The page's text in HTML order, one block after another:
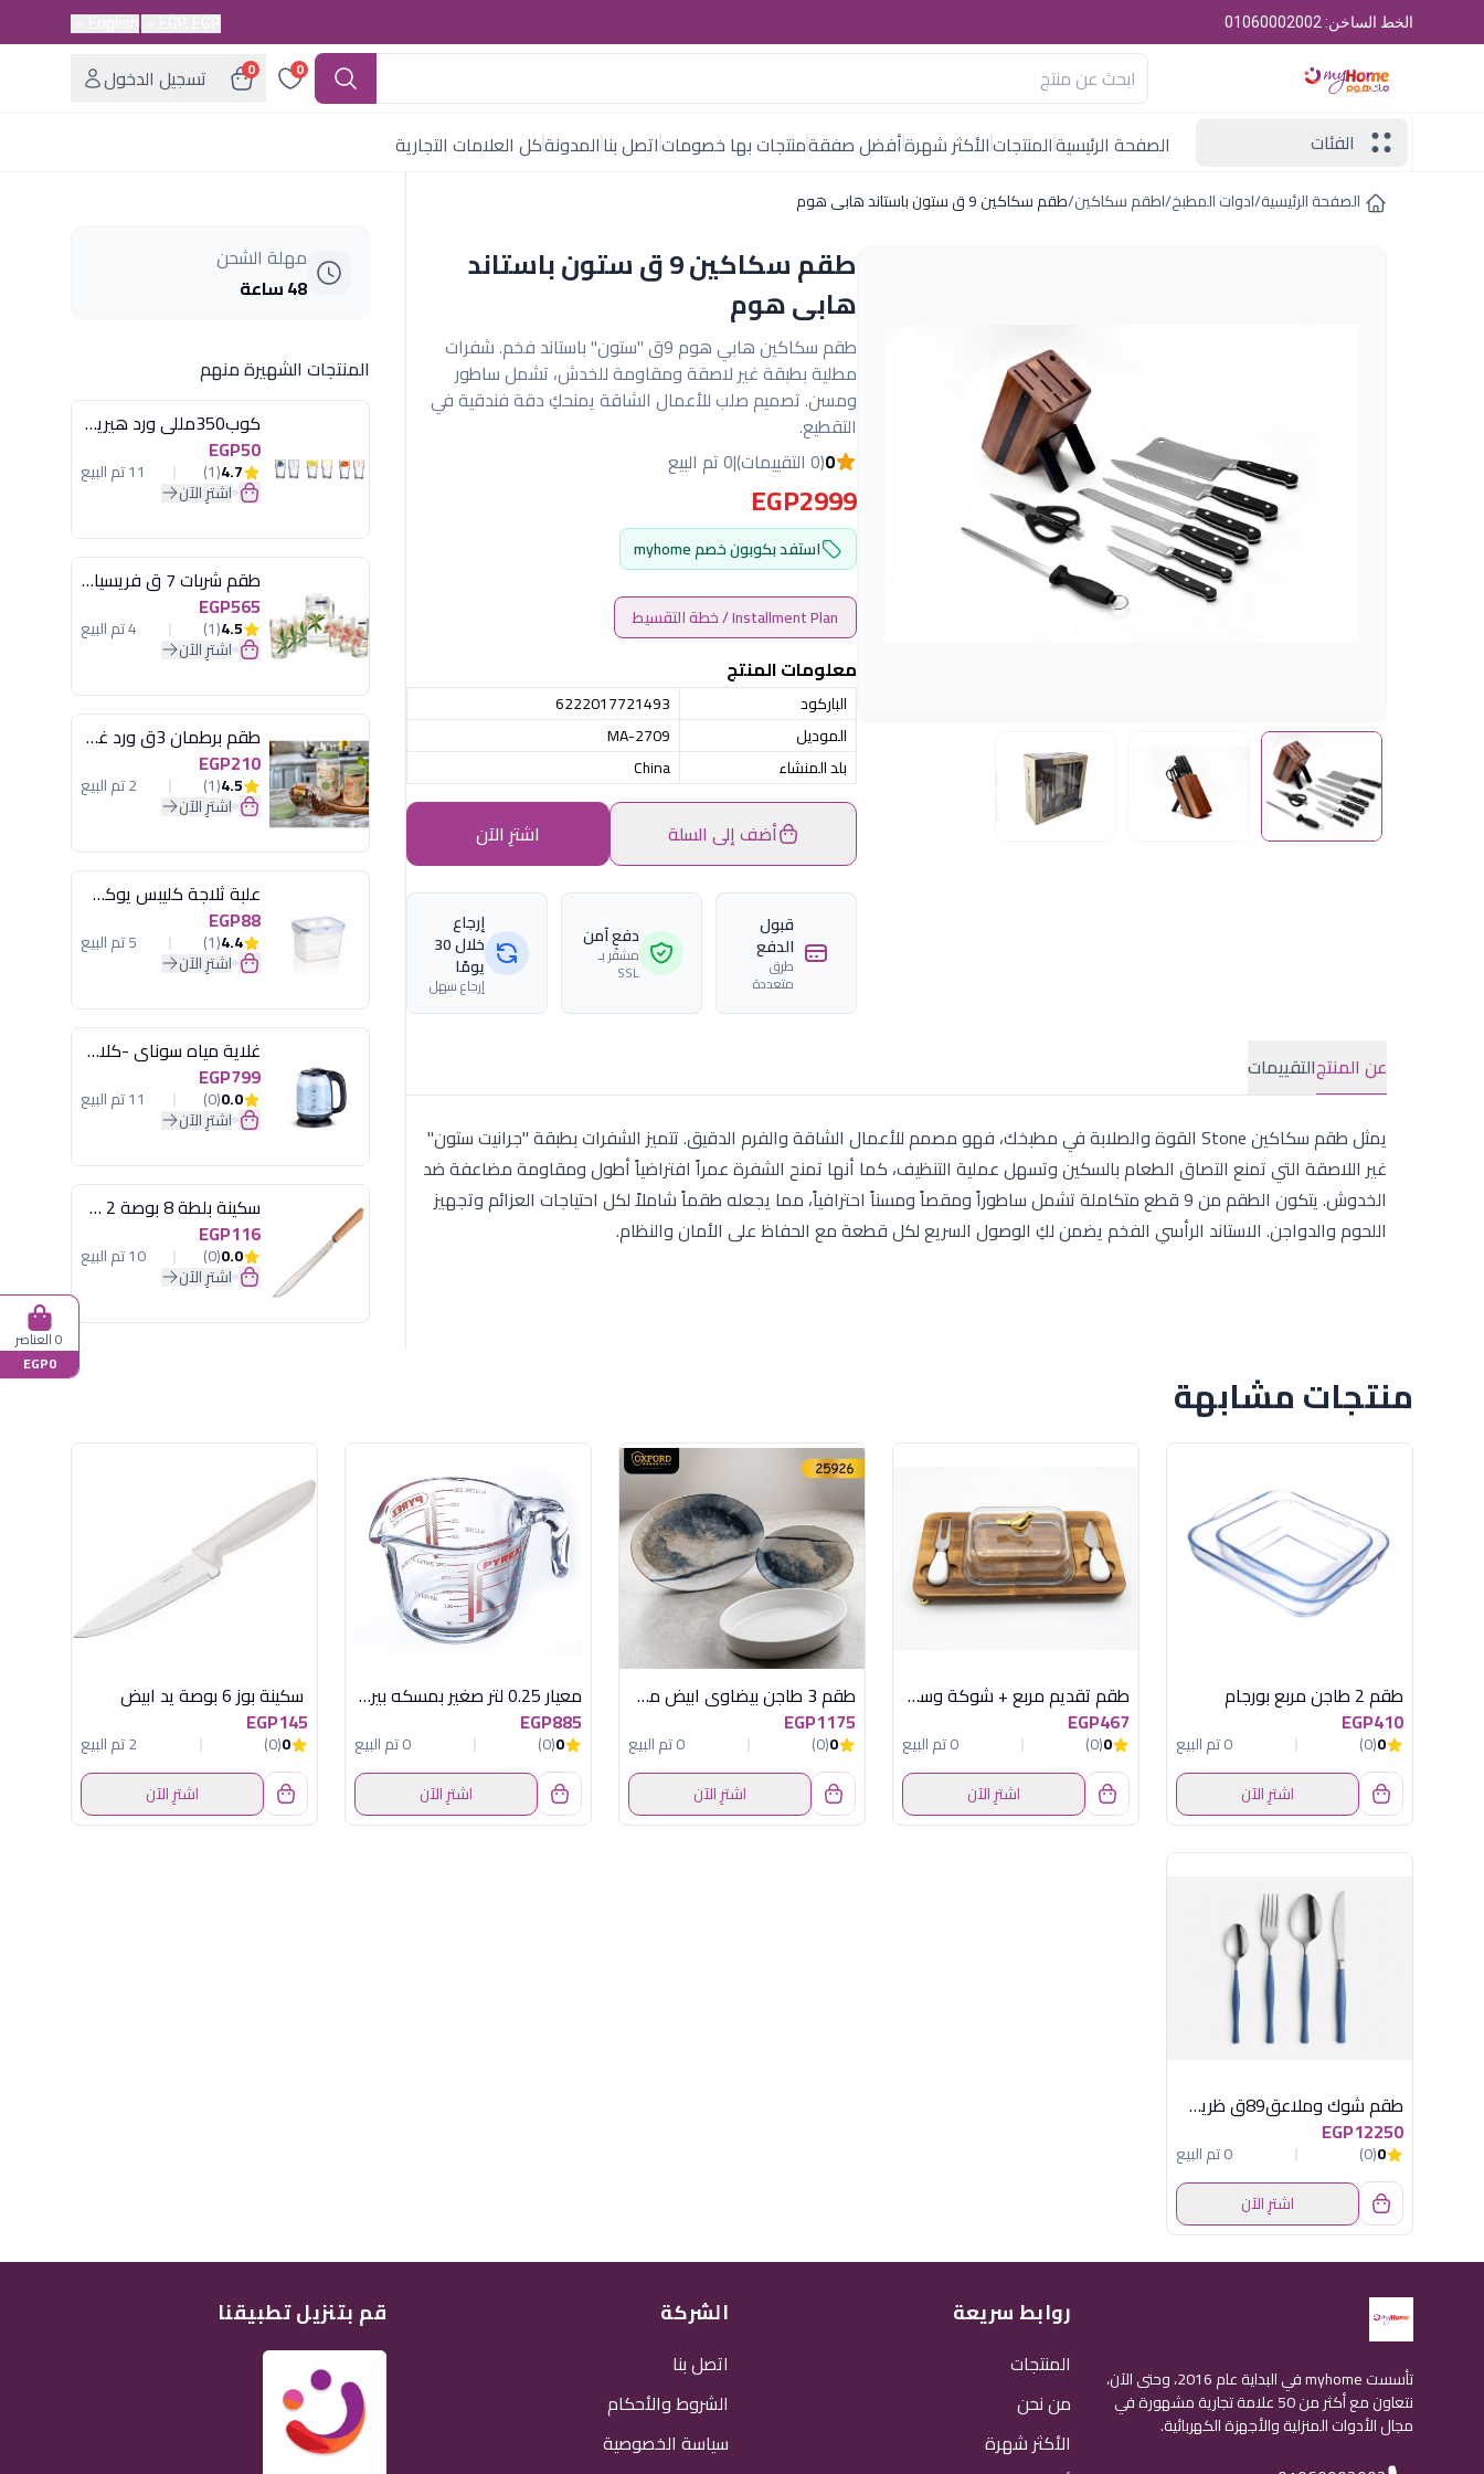
الخط الساخن: 01060002002
0
0
تسجيل الدخول
الفئات
الصفحة الرئيسيةالمنتجاتالأكثر شهرةأفضل صفقةمنتجات بها خصوماتاتصل بناالمدونةكل العلامات التجارية
الصفحة الرئيسية/ادوات المطبخ/اطقم سكاكين/طقم سكاكين 9 ق ستون باستاند هابى هوم
طقم سكاكين 9 ق ستون باستاند
هابى هوم
طقم سكاكين هابي هوم 9ق "ستون" باستاند فخم. شفرات
مطلية بطبقة غير لاصقة ومقاومة للخدش، تشمل ساطور
ومسن. تصميم صلب للأعمال الشاقة يمنحكِ دقة فندقية في
التقطيع.
0(0 التقييمات) |0 تم البيع
EGP2999
استفد بكوبون خصم myhome
Installment Plan / خطة التقسيط
معلومات المنتج
الباركود
6222017721493
الموديل
MA-2709
بلد المنشاء
China
أضف إلى السلة اشترِ الآن
قبول
الدفع
طرق
متعددة
دفع آمن
مشفّر بـ
SSL
إرجاع
خلال 30
يومًا
إرجاع سهل
عن المنتجالتقييمات
يمثل طقم سكاكين Stone القوة والصلابة في مطبخك، فهو مصمم للأعمال الشاقة والفرم الدقيق. تتميز الشفرات بطبقة "جرانيت ستون"
غير اللاصقة التي تمنع التصاق الطعام بالسكين وتسهل عملية التنظيف، كما أنها تمنح الشفرة عمراً افتراضياً أطول ومقاومة مضاعفة ضد
الخدوش. يتكون الطقم من 9 قطع متكاملة تشمل ساطوراً ومقصاً ومسناً احترافياً، مما يجعله طقماً شاملاً لكل احتياجات العزائم وتجهيز
اللحوم والدواجن. الاستاند الرأسي الفخم يضمن لكِ الوصول السريع لكل قطعة مع الحفاظ على الأمان والنظام.
مهلة الشحن
48 ساعة
المنتجات الشهيرة منهم
كوب350مللى ورد هيريفين
EGP50
4.7
(1) 11 تم البيع
اشترِ الآن
طقم شربات 7 ق فريسيا لومينارك
EGP565
4.5
(1) 4 تم البيع
اشترِ الآن
طقم برطمان 3ق ورد غطاء مينت جرين هيريفين
EGP210
4.5
(1) 2 تم البيع
اشترِ الآن
علبة ثلاجة كليبس يوكسان
EGP88
4.4
(1) 5 تم البيع
اشترِ الآن
غلاية مياه سوناي -كلاسيك 2200 وات، 1.7 لتر زجاج اضائة ليد - MAR-3752
EGP799
0.0
(0) 11 تم البيع
اشترِ الآن
سكينة بلطة 8 بوصة 2 مسمار
EGP116
0.0
(0) 10 تم البيع
اشترِ الآن
منتجات مشابهة
طقم 2 طاجن مربع بورجام
EGP410
0
(0)
0 تم البيع
اشترِ الآن
طقم تقديم مربع + شوكة وسكينة وغطاء زجاج
EGP467
0
(0)
0 تم البيع
اشترِ الآن
طقم 3 طاجن بيضاوى ابيض مط أكسفورد
EGP1175
0
(0)
0 تم البيع
اشترِ الآن
معيار 0.25 لتر صغير بمسكه بيركس
EGP885
0
(0)
0 تم البيع
اشترِ الآن
سكينة بوز 6 بوصة يد ابيض
EGP145
0
(0)
2 تم البيع
اشترِ الآن
طقم شوك وملاعق89ق ظريف استانلس لامع نهير
EGP12250
0
(0)
0 تم البيع
اشترِ الآن
تأسست myhome في البداية عام 2016، وحتى الآن،
نتعاون مع أكثر من 50 علامة تجارية مشهورة في
مجال الأدوات المنزلية والأجهزة الكهربائية.
روابط سريعة
المنتجات
من نحن
الأكثر شهرة
الشركة
اتصل بنا
الشروط والأحكام
سياسة الخصوصية
قم بتنزيل تطبيقنا
0 العناصر
EGP0